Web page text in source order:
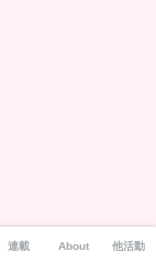
連載 About 他活動